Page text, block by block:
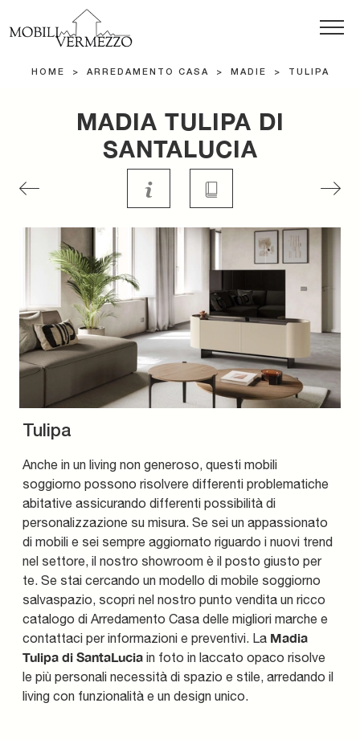
HOME > ARREDAMENTO CASA > MADIE > TULIPA
MADIA TULIPA DI
SANTALUCIA
Tulipa
Anche in un living non generoso, questi mobili
soggiorno possono risolvere differenti problematiche
abitative assicurando differenti possibilità di
personalizzazione su misura. Se sei un appassionato
di mobili e sei sempre aggiornato riguardo i nuovi trend
nel settore, il nostro showroom è il posto giusto per
te. Se stai cercando un modello di mobile soggiorno
salvaspazio, scopri nel nostro punto vendita un ricco
catalogo di Arredamento Casa delle migliori marche e
contattaci per informazioni e preventivi. La Madia
Tulipa di SantaLucia in foto in laccato opaco risolve
le più personali necessità di spazio e stile, arredando il
living con funzionalità e un design unico.